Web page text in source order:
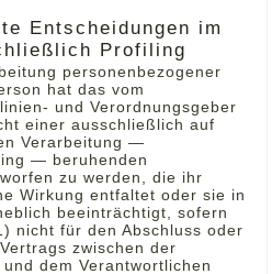
Entscheidungen im
Profiling
personenbezogener
hat das vom
und Verordnungsgeber
einer ausschließlich auf
Verarbeitung —
— beruhenden
zu werden, die ihr
Wirkung entfaltet oder sie in
beeinträchtigt, sofern
nicht für den Abschluss oder
zwischen der
dem Verantwortlichen